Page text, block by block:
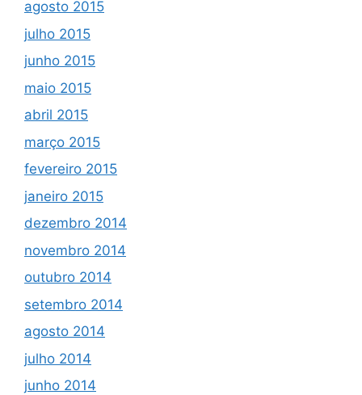
agosto 2015
julho 2015
junho 2015
maio 2015
abril 2015
março 2015
fevereiro 2015
janeiro 2015
dezembro 2014
novembro 2014
outubro 2014
setembro 2014
agosto 2014
julho 2014
junho 2014